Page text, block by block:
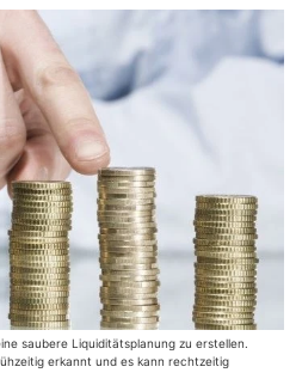
saubere Liquiditätsplanung zu erstellen.
erkannt und es kann rechtzeitig